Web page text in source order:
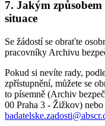
7. Jakým
situace
Se žádostí se obraťte
pracovníky Archivu
Pokud si nevíte rady,
zpřístupnění, můžete se
to písemně (Archiv
00 Praha 3 - Žižkov) nebo